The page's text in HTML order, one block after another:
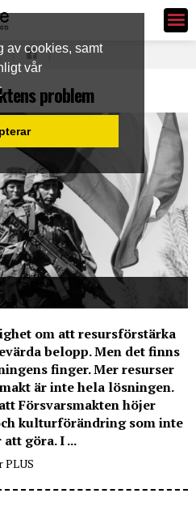
av cookies, samt
vår
Ledarsidorna.se
problem
om att resursförstärka
belopp. Men det finns
finger. Mer resurser
är inte hela lösningen.
Försvarsmakten höjer
kulturförändring som inte
göra. I ...
PLUS